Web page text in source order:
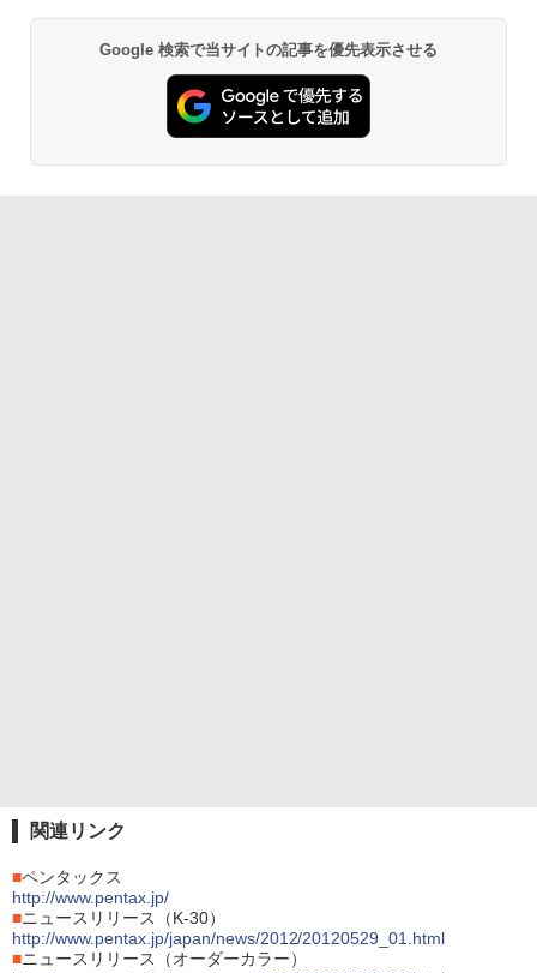
Google 検索で当サイトの記事を優先表示させる
関連リンク
■ペンタックス
http://www.pentax.jp/
■ニュースリリース（K-30）
http://www.pentax.jp/japan/news/2012/20120529_01.html
■ニュースリリース（オーダーカラー）